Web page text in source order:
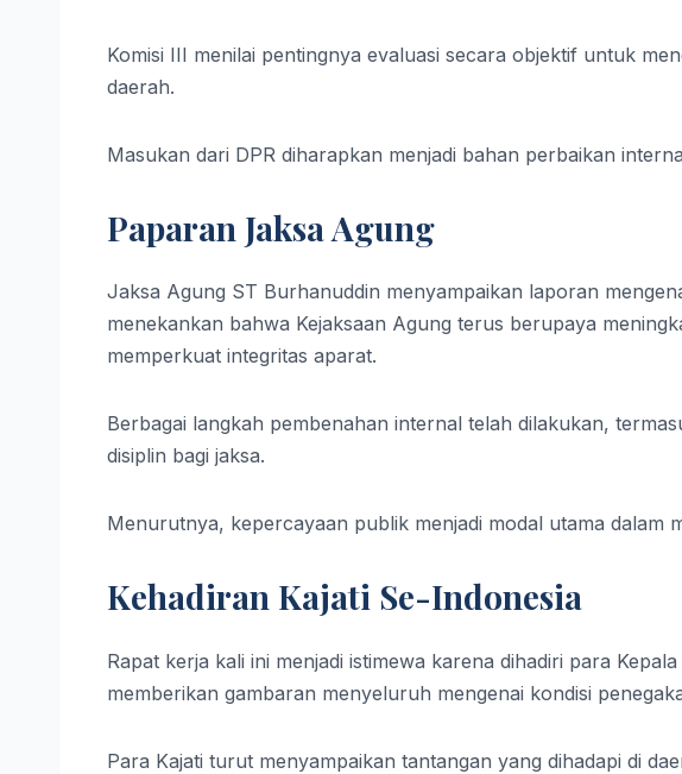
Komisi III menilai pentingnya evaluasi secara objektif untuk
daerah.
Masukan dari DPR diharapkan menjadi bahan perbaikan
Paparan Jaksa Agung
Jaksa Agung ST Burhanuddin menyampaikan laporan
menekankan bahwa Kejaksaan Agung terus berupaya
memperkuat integritas aparat.
Berbagai langkah pembenahan internal telah dilakukan,
disiplin bagi jaksa.
Menurutnya, kepercayaan publik menjadi modal utama dalam
Kehadiran Kajati Se-Indonesia
Rapat kerja kali ini menjadi istimewa karena dihadiri para
memberikan gambaran menyeluruh mengenai kondisi
Para Kajati turut menyampaikan tantangan yang dihadapi di